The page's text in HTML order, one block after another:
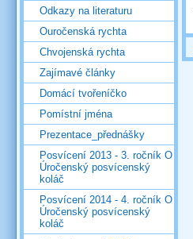
Odkazy na literaturu
Ouročenská rychta
Chvojenská rychta
Zajímavé články
Domácí tvořeníčko
Pomístní jména
Prezentace_přednášky
Posvícení 2013 - 3. ročník O
Úročenský posvícenský
koláč
Posvícení 2014 - 4. ročník O
Úročenský posvícenský
koláč